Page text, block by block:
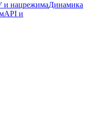
и нацрежимаДинамика
API и